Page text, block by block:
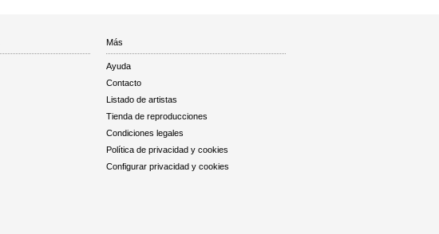
Más
Ayuda
Contacto
Listado de artistas
Tienda de reproducciones
Condiciones legales
Política de privacidad y cookies
Configurar privacidad y cookies